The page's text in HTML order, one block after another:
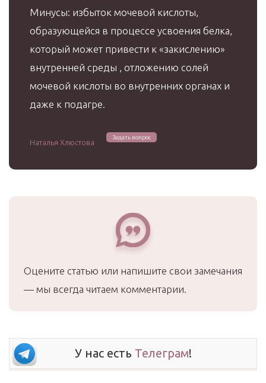
Минусы: избыток мочевой кислоты,
образующейся в процессе усвоения белка,
который может привести к «закислению»
внутренней среды , отложению солей
мочевой кислоты во внутренних органах и
даже к подагре.
Наталья Хлюстова
Задать вопрос
Оцените статью или напишите свои замечания
— мы всегда читаем комментарии.
У нас есть Телеграм!